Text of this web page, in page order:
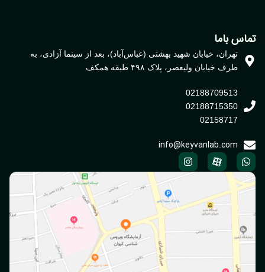
باما
تهران، خیابان شهید بهشتی (عباس‌آباد)، بعد از سینما آزادی، به
طرف خیابان ولیعصر، پلاک ۴۹۸ طبقه همکف
02188709513
02188715350
02158717
info@keyvanlab.com